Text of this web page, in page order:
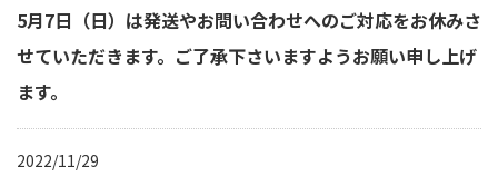
5月7日（日）は発送やお問い合わせへのご対応をお休みさ
せていただきます。ご了承下さいますようお願い申し上げ
ます。
2022/11/29